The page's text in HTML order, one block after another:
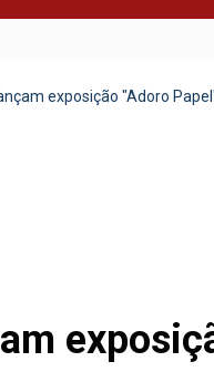
exposição "Adoro